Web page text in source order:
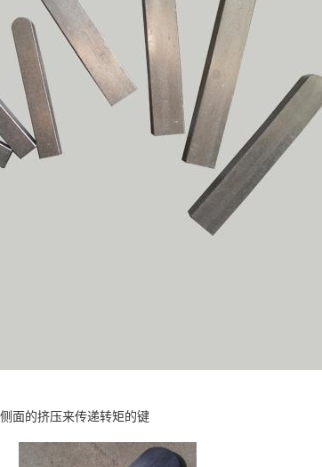
面的挤压来传递转矩的键